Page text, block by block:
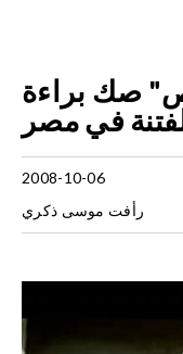
صك براءة
في مصر
2008-10-06
رأفت موسى ذكري